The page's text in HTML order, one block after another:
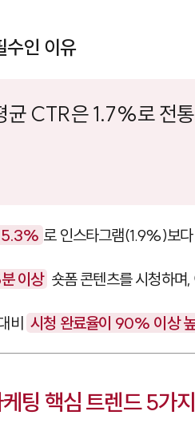
인 이유
균 CTR은 1.7%로 전
5.3% 로 인스타그램(1.9%)보
이상 숏폼 콘텐츠를 시청하며
비 시청 완료율이 90% 이상
팅 핵심 트렌드 5가지